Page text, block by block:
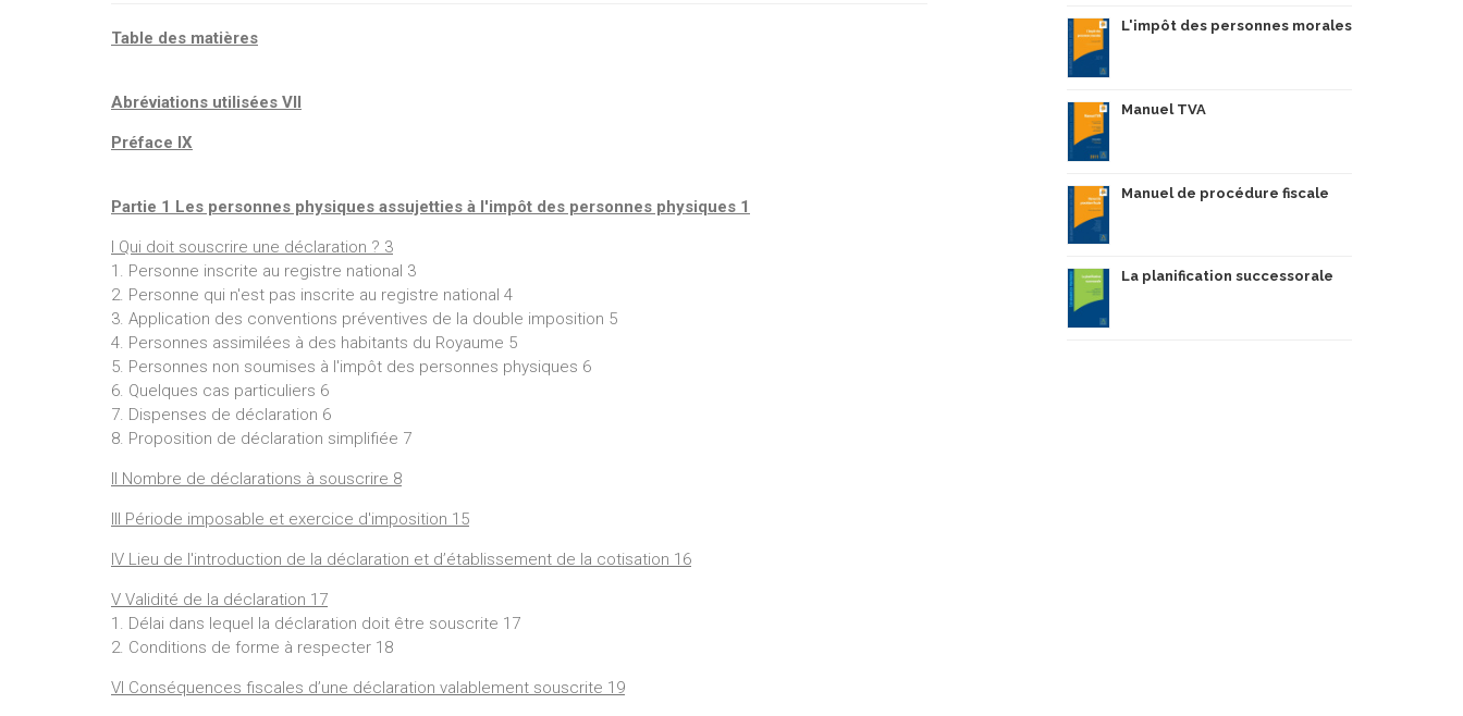
- la transformation de certaines dépenses déductibles en réduction d'impôt au taux de 45 %, concernant entre autres les
Table des matières
Abréviations utilisées VII
Préface IX
Partie 1 Les personnes physiques assujetties à l'impôt des personnes physiques 1
I Qui doit souscrire une déclaration ? 3
1. Personne inscrite au registre national 3
2. Personne qui n'est pas inscrite au registre national 4
3. Application des conventions préventives de la double imposition 5
4. Personnes assimilées à des habitants du Royaume 5
5. Personnes non soumises à l'impôt des personnes physiques 6
6. Quelques cas particuliers 6
7. Dispenses de déclaration 6
8. Proposition de déclaration simplifiée 7
II Nombre de déclarations à souscrire 8
III Période imposable et exercice d'imposition 15
IV Lieu de l'introduction de la déclaration et d’établissement de la cotisation 16
V Validité de la déclaration 17
1. Délai dans lequel la déclaration doit être souscrite 17
2. Conditions de forme à respecter 18
VI Conséquences fiscales d’une déclaration valablement souscrite 19
L'impôt des personnes morales
Manuel TVA
Manuel de procédure fiscale
La planification successorale